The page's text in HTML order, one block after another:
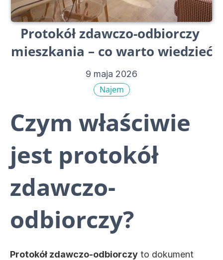
Protokół zdawczo-odbiorczy
mieszkania – co warto wiedzieć
9 maja 2026
Najem
Czym właściwie
jest protokół
zdawczo-
odbiorczy?
Protokół zdawczo-odbiorczy to dokument